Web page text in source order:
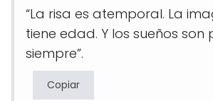
“La risa es atemporal. La
tiene edad. Y los sueños son
siempre”.
Copiar